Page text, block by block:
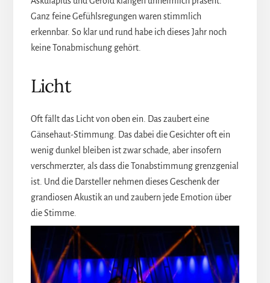
Ganz feine Gefühlsregungen waren stimmlich
erkennbar. So klar und rund habe ich dieses Jahr noch
keine Tonabmischung gehört.
Licht
Oft fällt das Licht von oben ein. Das zaubert eine
Gänsehaut-Stimmung. Das dabei die Gesichter oft ein
wenig dunkel bleiben ist zwar schade, aber insofern
verschmerzter, als dass die Tonabstimmung grenzgenial
ist. Und die Darsteller nehmen dieses Geschenk der
grandiosen Akustik an und zaubern jede Emotion über
die Stimme.